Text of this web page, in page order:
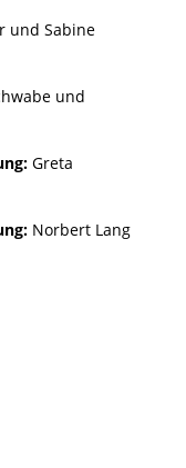
und Sabine
und
Greta
Norbert Lang